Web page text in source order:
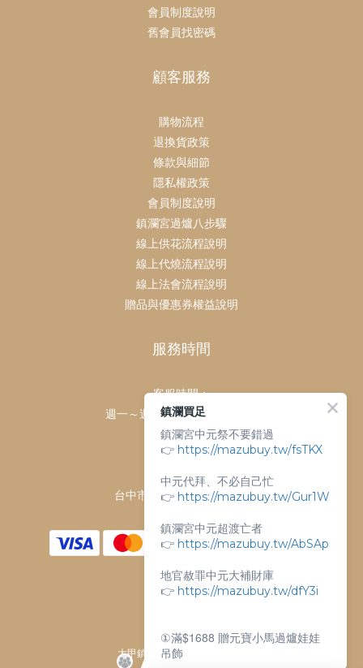
會員制度說明
舊會員找密碼
顧客服務
購物流程
退換貨政策
條款與細節
隱私權政策
會員制度說明
鎮瀾宮過爐八步驟
線上供花流程說明
線上代燒流程說明
線上法會流程說明
贈品與優惠券權益說明
服務時間
客服時間：
週一～週日 上午9點～下午6點
客服電話：
04-26763688
門市地址：
台中市大甲區順天路238號
大甲鎮瀾宮唯一指定 官方商城
鎮瀾買足
鎮瀾宮中元祭不要錯過
👉 https://mazubuy.tw/fsTKX
中元代拜、不必自己忙
👉 https://mazubuy.tw/Gur1W
鎮瀾宮中元超渡亡者
👉 https://mazubuy.tw/AbSAp
地官赦罪中元大補財庫
👉 https://mazubuy.tw/dfY3i
①滿$1688 贈元寶小馬過爐娃娃
吊飾